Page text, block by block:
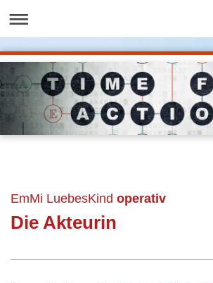
EmMi LuebesKind operativ
Die Akteurin